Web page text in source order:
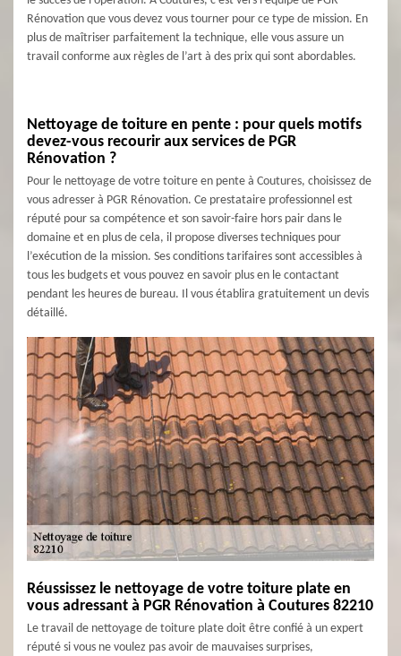
Rénovation que vous devez vous tourner pour ce type de mission. En
plus de maîtriser parfaitement la technique, elle vous assure un
travail conforme aux règles de l’art à des prix qui sont abordables.
Nettoyage de toiture en pente : pour quels motifs
devez-vous recourir aux services de PGR
Rénovation ?
Pour le nettoyage de votre toiture en pente à Coutures, choisissez de
vous adresser à PGR Rénovation. Ce prestataire professionnel est
réputé pour sa compétence et son savoir-faire hors pair dans le
domaine et en plus de cela, il propose diverses techniques pour
l’exécution de la mission. Ses conditions tarifaires sont accessibles à
tous les budgets et vous pouvez en savoir plus en le contactant
pendant les heures de bureau. Il vous établira gratuitement un devis
détaillé.
Réussissez le nettoyage de votre toiture plate en
vous adressant à PGR Rénovation à Coutures 82210
Le travail de nettoyage de toiture plate doit être confié à un expert
réputé si vous ne voulez pas avoir de mauvaises surprises,